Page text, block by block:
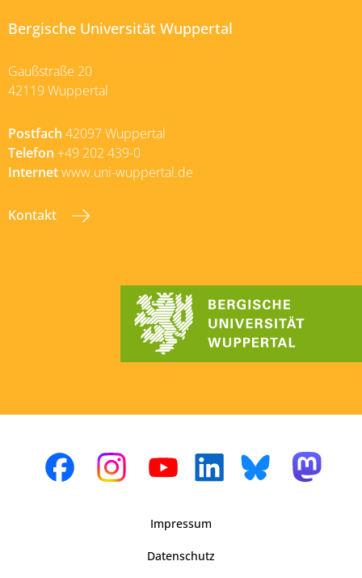
Bergische Universität Wuppertal
Gaußstraße 20
42119 Wuppertal
Postfach 42097 Wuppertal
Telefon +49 202 439-0
Internetwww.uni-wuppertal.de
Kontakt
Impressum
Datenschutz